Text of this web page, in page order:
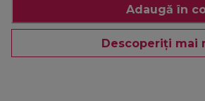
Adaugă în
Descoperiți mai